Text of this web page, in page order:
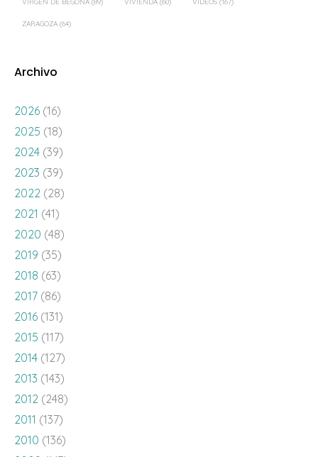
VIRGEN DE BEGOÑA (89) VIVIENDA (60) VÍDEOS (167)
ZARAGOZA (64)
Archivo
2026 (16)
2025 (18)
2024 (39)
2023 (39)
2022 (28)
2021 (41)
2020 (48)
2019 (35)
2018 (63)
2017 (86)
2016 (131)
2015 (117)
2014 (127)
2013 (143)
2012 (248)
2011 (137)
2010 (136)